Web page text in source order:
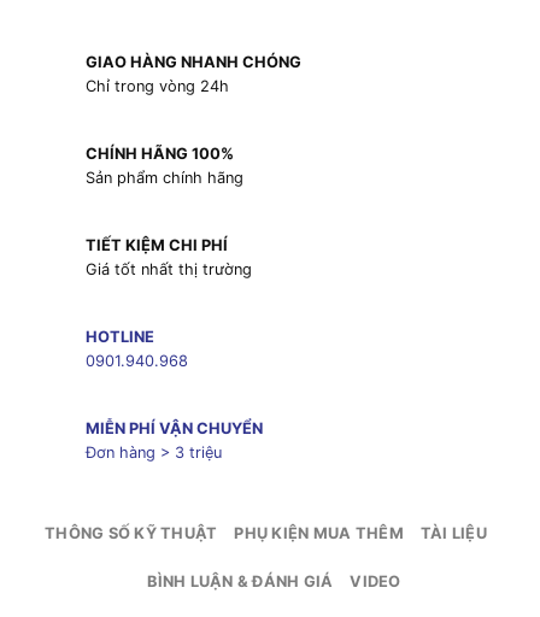
GIAO HÀNG NHANH CHÓNG
Chỉ trong vòng 24h
CHÍNH HÃNG 100%
Sản phẩm chính hãng
TIẾT KIỆM CHI PHÍ
Giá tốt nhất thị trường
HOTLINE
0901.940.968
MIỄN PHÍ VẬN CHUYỂN
Đơn hàng > 3 triệu
THÔNG SỐ KỸ THUẬT PHỤ KIỆN MUA THÊM TÀI LIỆU
BÌNH LUẬN & ĐÁNH GIÁ VIDEO